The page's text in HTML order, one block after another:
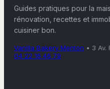
Guides pratiques pour la
rénovation, recettes et
cuisiner bon.
Vanilla Bakery Menton • 3 Av.
04 22 16 46 79